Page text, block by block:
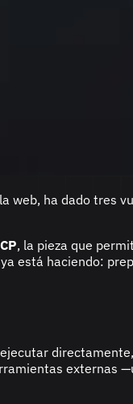
web, ha dado tres
, la pieza que
está haciendo:
externas